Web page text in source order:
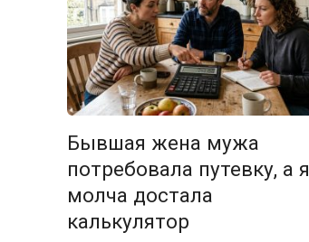
Бывшая жена мужа
потребовала путевку, а я
молча достала
калькулятор